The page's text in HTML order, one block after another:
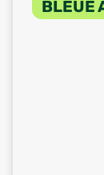
BLEUE